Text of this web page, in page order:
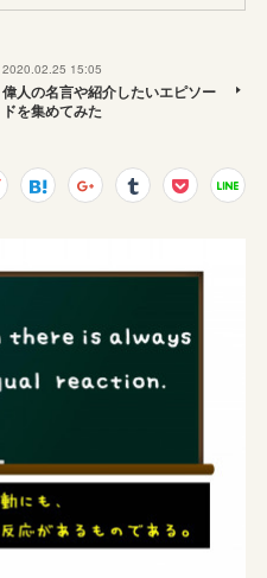
2020.02.25 15:05
偉人の名言や紹介したいエピソー
ドを集めてみた